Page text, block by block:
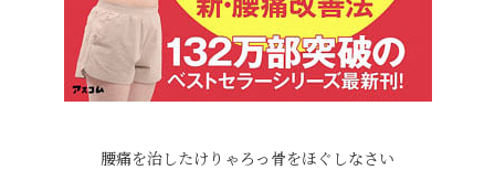
腰痛を治したけりゃろっ骨をほぐしなさい